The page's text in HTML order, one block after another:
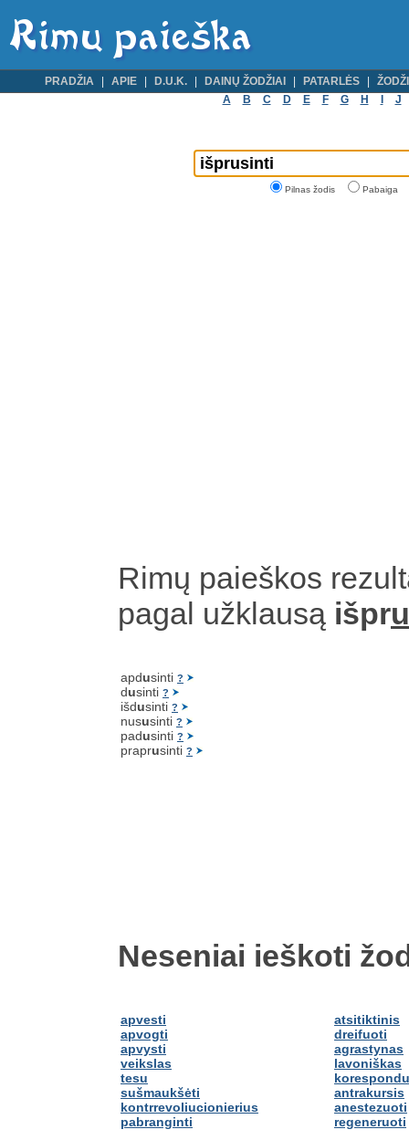
PRADŽIA APIE D.U.K. DAINŲ ŽODŽIAI PATARLĖS
A
B C D E F G H J
Pilnas žodis Pabaiga
Rimų paieškos
pagal užklausą išpr
apdusinti ?
dusinti ?
išdusinti ?
nususinti ?
padusinti ?
praprusinti ?
Neseniai ieškoti
apvesti
apvogti
apvysti
veikslas
tesu
sušmaukšėti
kontrrevoliucionierius
pabranginti
atsitiktinis
dreifuoti
agrastynas
lavoniškas
antrakursis
anestezuoti
regeneruoti